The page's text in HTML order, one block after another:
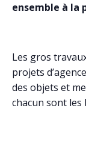
ensemble à la
Les gros
projets
des objets et
chacun sont les